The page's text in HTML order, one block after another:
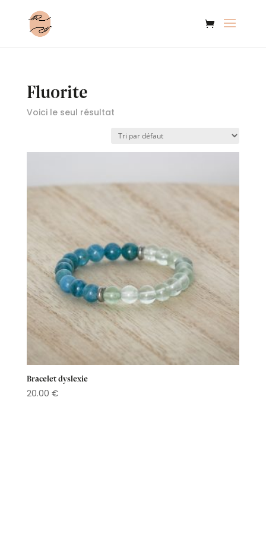
Fluorite
Voici le seul résultat
Bracelet dyslexie
20.00 €